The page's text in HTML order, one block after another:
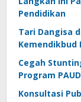
Pendidikan
Tari Dangisa
Kemendikbud
Cegah
Program
Konsultasi